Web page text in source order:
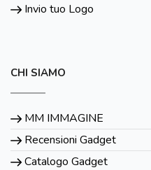
Invio tuo Logo
CHI SIAMO
MM IMMAGINE
Recensioni Gadget
Catalogo Gadget